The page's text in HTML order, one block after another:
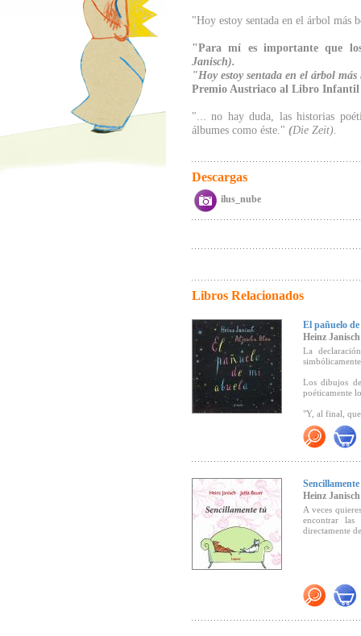
"Hoy estoy sentada en el árbol más
"Para mí es importante que
Janisch).
"Hoy estoy sentada en el árbol
Premio Austriaco al Libro Infantil
"... no hay duda, las historias
álbumes como éste." (Die Zeit).
Descargas
ilus_nube
Libros Relacionados
El pañuelo
Heinz Janisch
La
Los dibujos
poéticamente
"Y, al final,
"...Se trata de
Recomendado
Recomendado
Heinz Janisch
A veces
encontrar las
directamente